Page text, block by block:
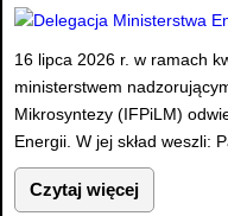
16 lipca 2026 r. w ramach
ministerstwem
Mikrosyntezy (IFPiLM)
Energii. W jej skład weszli:
Czytaj więcej